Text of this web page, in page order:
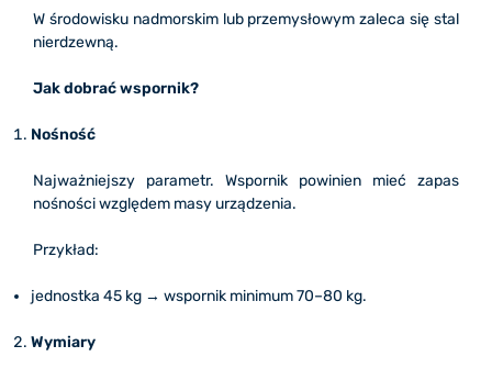
W środowisku nadmorskim lub przemysłowym zaleca się stal
nierdzewną.
Jak dobrać wspornik?
Nośność
Najważniejszy parametr. Wspornik powinien mieć zapas
nośności względem masy urządzenia.
Przykład:
jednostka 45 kg → wspornik minimum 70–80 kg.
Wymiary